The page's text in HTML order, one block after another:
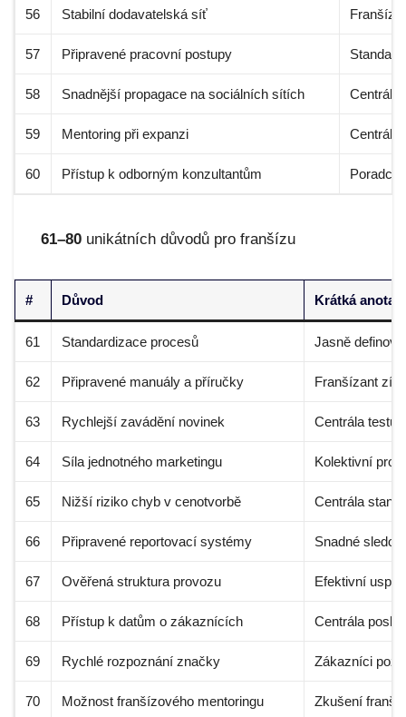
56 Stabilní dodavatelská síť
57 Připravené pracovní postupy
58 Snadnější propagace na sociálních sítích Centrála
59 Mentoring při expanzi Centrála
60 Přístup k odborným konzultantům Poradci
61–80 unikátních důvodů pro franšízu
# Důvod Krátká
61 Standardizace procesů Jasně
62 Připravené manuály a příručky Franšízant
63 Rychlejší zavádění novinek Centrála
64 Síla jednotného marketingu Kolektivní
65 Nižší riziko chyb v cenotvorbě Centrála
66 Připravené reportovací systémy Snadné
67 Ověřená struktura provozu Efektivní
68 Přístup k datům o zákaznících Centrála
69 Rychlé rozpoznání značky Zákazníci
70 Možnost franšízového mentoringu Zkušení